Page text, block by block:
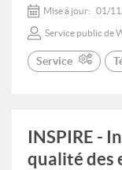
Mise à jour: 01/
Service public de
Service
INSPIRE -
qualité des